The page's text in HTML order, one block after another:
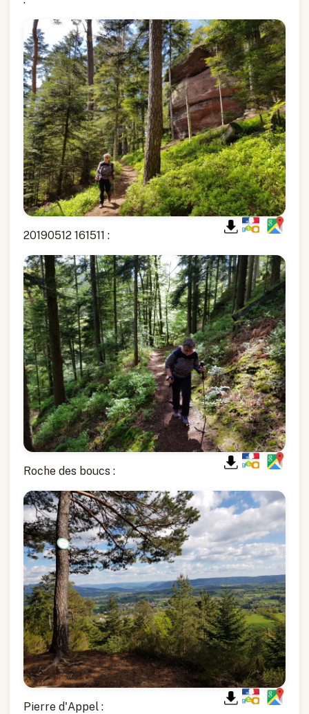
20190512 161511 :
Roche des boucs :
Pierre d'Appel :